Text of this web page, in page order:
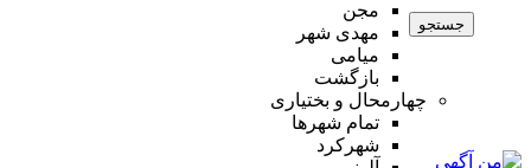
مجن
مهدی شهر
میامی
بازگشت
چهارمحال و بختیاری
تمام شهر‌ها
شهرکرد
جستجو